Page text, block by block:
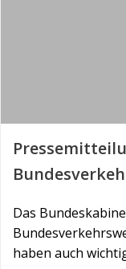
Das
haben auch